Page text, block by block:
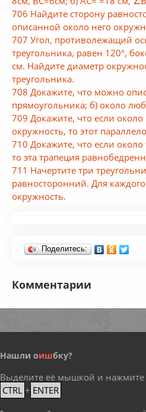
706 Найдите сторону
описанной около него
707 Угол, противолежащий
треугольника, равен 120°,
см. Найдите диаметр
треугольника.
708 Докажите, что можно
прямоугольника; б) около
709 Докажите, что если
окружность, то этот
710 Докажите, что если
то эта трапеция
711 Начертите три
равносторонний. Для
окружность.
Поделитесь:
Комментарии
Нашли оишбку?
Выделите её мышкой и нажмите
CTRL + ENTER